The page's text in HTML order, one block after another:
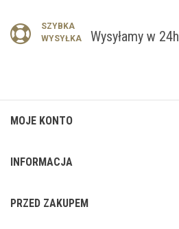
SZYBKA
WYSYŁKA
Wysyłamy w 24h
MOJE KONTO
INFORMACJA
PRZED ZAKUPEM